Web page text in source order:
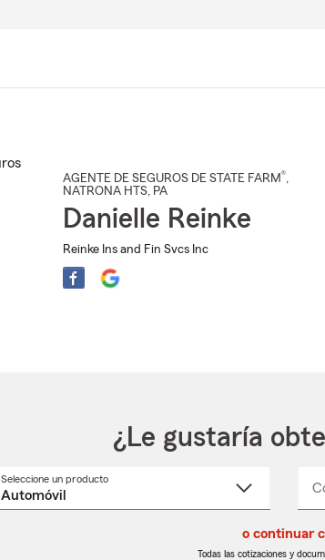
AGENTE DE SEGUROS DE STATE FARM®,
NATRONA HTS, PA
Danielle Reinke
Reinke Ins and Fin Svcs Inc
¿Le gustaría
Seleccione un productoSeleccione
o continuar
Todas las cotizaciones y